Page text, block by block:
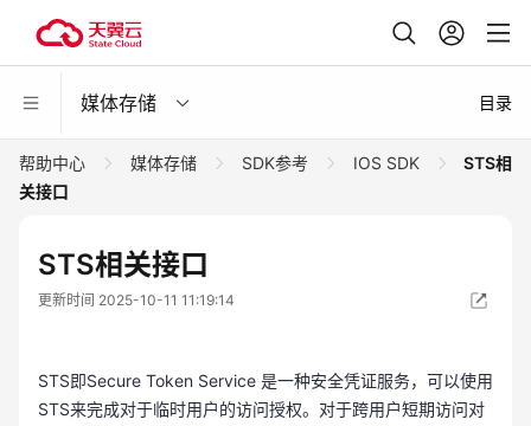
媒体存储 目录
帮助中心 媒体存储 SDK参考 IOS SDK
STS相
关接口
STS相关接口
更新时间 2025-10-11 11:19:14
STS即Secure Token Service 是一种安全凭证服务，可以使用
STS来完成对于临时用户的访问授权。对于跨用户短期访问对